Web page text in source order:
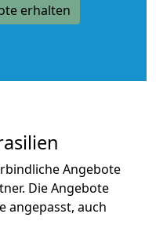
erhalten
Angebote
Die Angebote
angepasst, auch